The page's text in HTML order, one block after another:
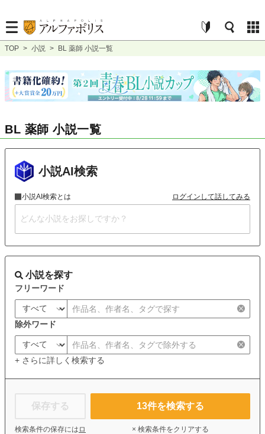
TOP > 小説 > BL 薬師 小説一覧
BL 薬師 小説一覧
小説AI検索
小説AI検索とは ログインして話してみる
小説を探す
フリーワード
除外ワード
+ さらに詳しく検索する
保存する
検索条件の保存には ロ
13件を検索する
× 検索条件をクリアする